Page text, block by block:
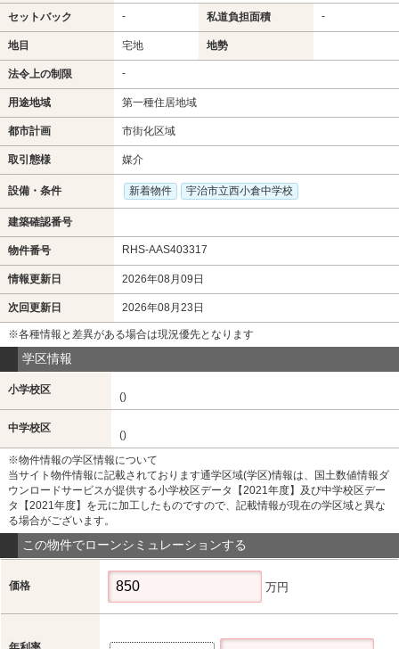
セットバック - 私道負担面積 -
地目 宅地 地勢
法令上の制限 -
用途地域 第一種住居地域
都市計画 市街化区域
取引態様 媒介
設備・条件 新着物件 宇治市立西小倉中学校
建築確認番号
物件番号 RHS-AAS403317
情報更新日 2026年08月09日
次回更新日 2026年08月23日
※各種情報と差異がある場合は現況優先となります
学区情報
小学校区
()
中学校区
()
※物件情報の学区情報について
当サイト物件情報に記載されております通学区域(学区)情報は、国土数値情報ダ
ウンロードサービスが提供する小学校区データ【2021年度】及び中学校区デー
タ【2021年度】を元に加工したものですので、記載情報が現在の学区域と異な
る場合がございます。
この物件でローンシミュレーションする
価格 万円